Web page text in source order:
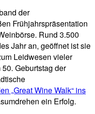
der
Frühjahrspräsentation
Rund 3.500
Jahr an, geöffnet ist sie
Leidwesen vieler
Geburtstag der
„Great Wine Walk“ ins
ein Erfolg.